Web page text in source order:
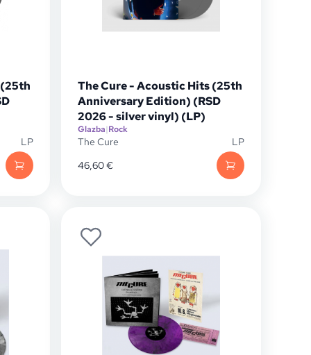
LP
The Cure - Acoustic Hits (25th
Anniversary Edition) (RSD
2026 - silver vinyl) (LP)
Glazba|Rock
The Cure
LP
46,60€